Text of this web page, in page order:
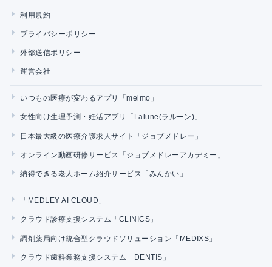
利用規約
プライバシーポリシー
外部送信ポリシー
運営会社
いつもの医療が変わるアプリ「melmo」
女性向け生理予測・妊活アプリ「Lalune(ラルーン)」
日本最大級の医療介護求人サイト「ジョブメドレー」
オンライン動画研修サービス「ジョブメドレーアカデミー」
納得できる老人ホーム紹介サービス「みんかい」
「MEDLEY AI CLOUD」
クラウド診療支援システム「CLINICS」
調剤薬局向け統合型クラウドソリューション「MEDIXS」
クラウド歯科業務支援システム「DENTIS」